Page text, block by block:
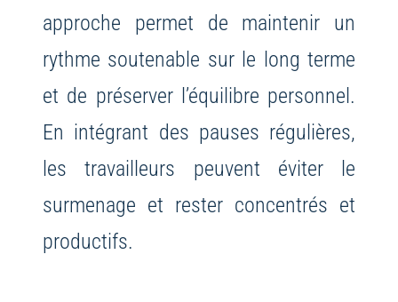
approche permet de maintenir un
rythme soutenable sur le long terme
et de préserver l’équilibre personnel.
En intégrant des pauses régulières,
les travailleurs peuvent éviter le
surmenage et rester concentrés et
productifs.